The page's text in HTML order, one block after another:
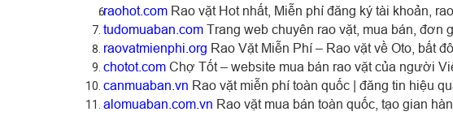
raohot.com Rao vặt Hot nhất, Miễn phí đăng ký tài khoản,
tudomuaban.com Trang web chuyên rao vặt, mua bán, đơn
raovatmienphi.org Rao Vặt Miễn Phí – Rao vặt về Oto, bất
chotot.com Chợ Tốt – website mua bán rao vặt của người
canmuaban.vn Rao vặt miễn phí toàn quốc | đăng tin hiệu
alomuaban.com.vn Rao vặt mua bán toàn quốc, tạo gian